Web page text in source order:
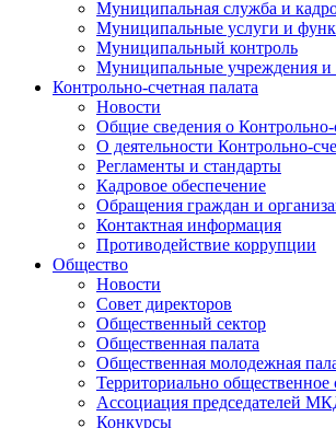
Муниципальная служба и
Муниципальные услуги и
Муниципальный контроль
Муниципальные учреждения и
Контрольно-счетная палата
Новости
Общие сведения о Контрольно-
О деятельности Контрольно-
Регламенты и стандарты
Кадровое обеспечение
Обращения граждан и
Контактная информация
Противодействие коррупции
Общество
Новости
Совет директоров
Общественный сектор
Общественная палата
Общественная молодежная
Территориально общественное
Ассоциация председателей
Конкурсы